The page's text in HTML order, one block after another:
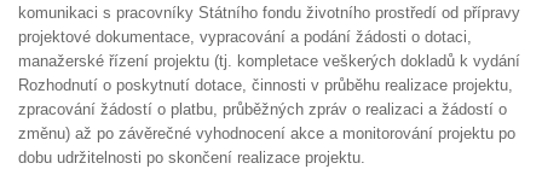
komunikaci s pracovníky Státního fondu životního prostředí od přípravy
projektové dokumentace, vypracování a podání žádosti o dotaci,
manažerské řízení projektu (tj. kompletace veškerých dokladů k vydání
Rozhodnutí o poskytnutí dotace, činnosti v průběhu realizace projektu,
zpracování žádostí o platbu, průběžných zpráv o realizaci a žádostí o
změnu) až po závěrečné vyhodnocení akce a monitorování projektu po
dobu udržitelnosti po skončení realizace projektu.